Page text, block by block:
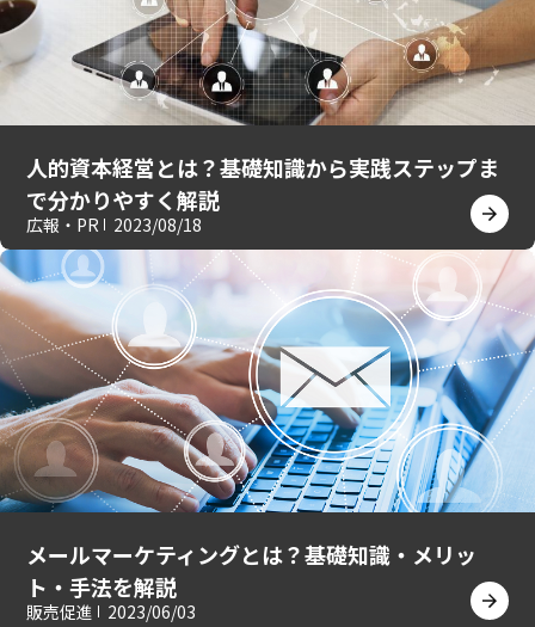
人的資本経営とは？基礎知識から実践ステップま
で分かりやすく解説
広報・PR 2023/08/18
メールマーケティングとは？基礎知識・メリッ
ト・手法を解説
販売促進 2023/06/03